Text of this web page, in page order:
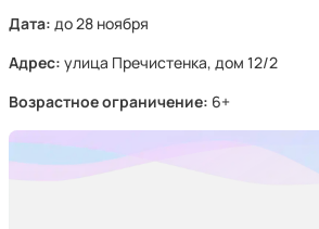
Дата: до 28 ноября
Адрес: улица Пречистенка, дом 12/2
Возрастное ограничение: 6+